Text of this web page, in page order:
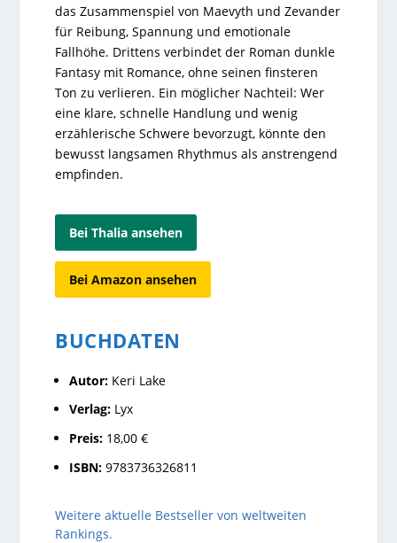
das Zusammenspiel von Maevyth und Zevander
für Reibung, Spannung und emotionale
Fallhöhe. Drittens verbindet der Roman dunkle
Fantasy mit Romance, ohne seinen finsteren
Ton zu verlieren. Ein möglicher Nachteil: Wer
eine klare, schnelle Handlung und wenig
erzählerische Schwere bevorzugt, könnte den
bewusst langsamen Rhythmus als anstrengend
empfinden.
Bei Thalia ansehen
Bei Amazon ansehen
BUCHDATEN
Autor: Keri Lake
Verlag: Lyx
Preis: 18,00 €
ISBN: 9783736326811
Weitere aktuelle Bestseller von weltweiten
Rankings.